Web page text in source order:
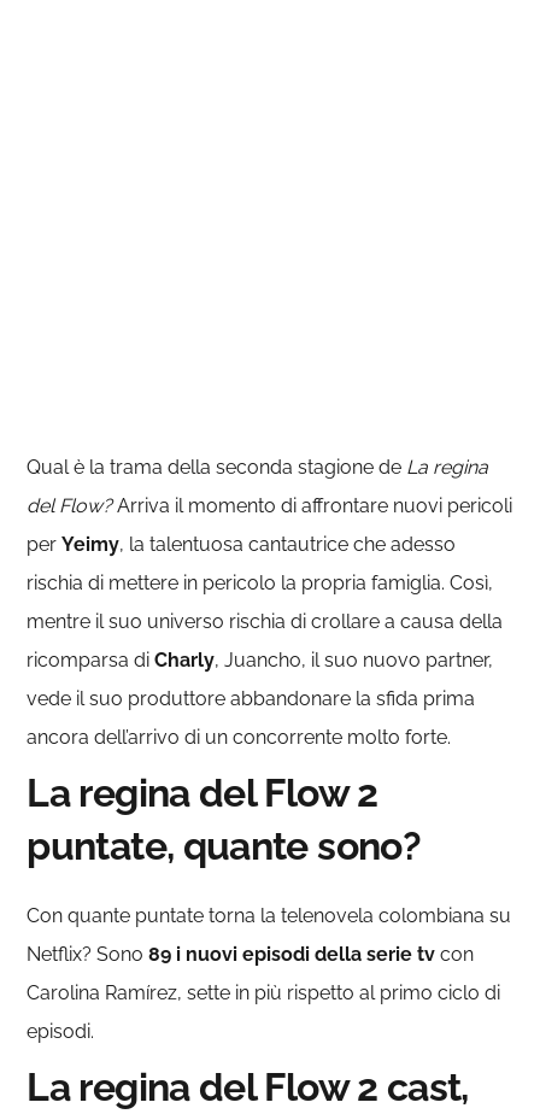
Qual è la trama della seconda stagione de La regina
del Flow?Arriva il momento di affrontare nuovi pericoli
perYeimy, la talentuosa cantautrice che adesso
rischia di mettere in pericolo la propria famiglia. Così,
mentre il suo universo rischia di crollare a causa della
ricomparsa diCharly, Juancho, il suo nuovo partner,
vede il suo produttore abbandonare la sfida prima
ancora dell’arrivo di un concorrente molto forte.
La regina del Flow 2
puntate, quante sono?
Con quante puntate torna la telenovela colombiana su
Netflix? Sono89 i nuovi episodi della serie tvcon
Carolina Ramírez, sette in più rispetto al primo ciclo di
episodi.
La regina del Flow 2 cast,